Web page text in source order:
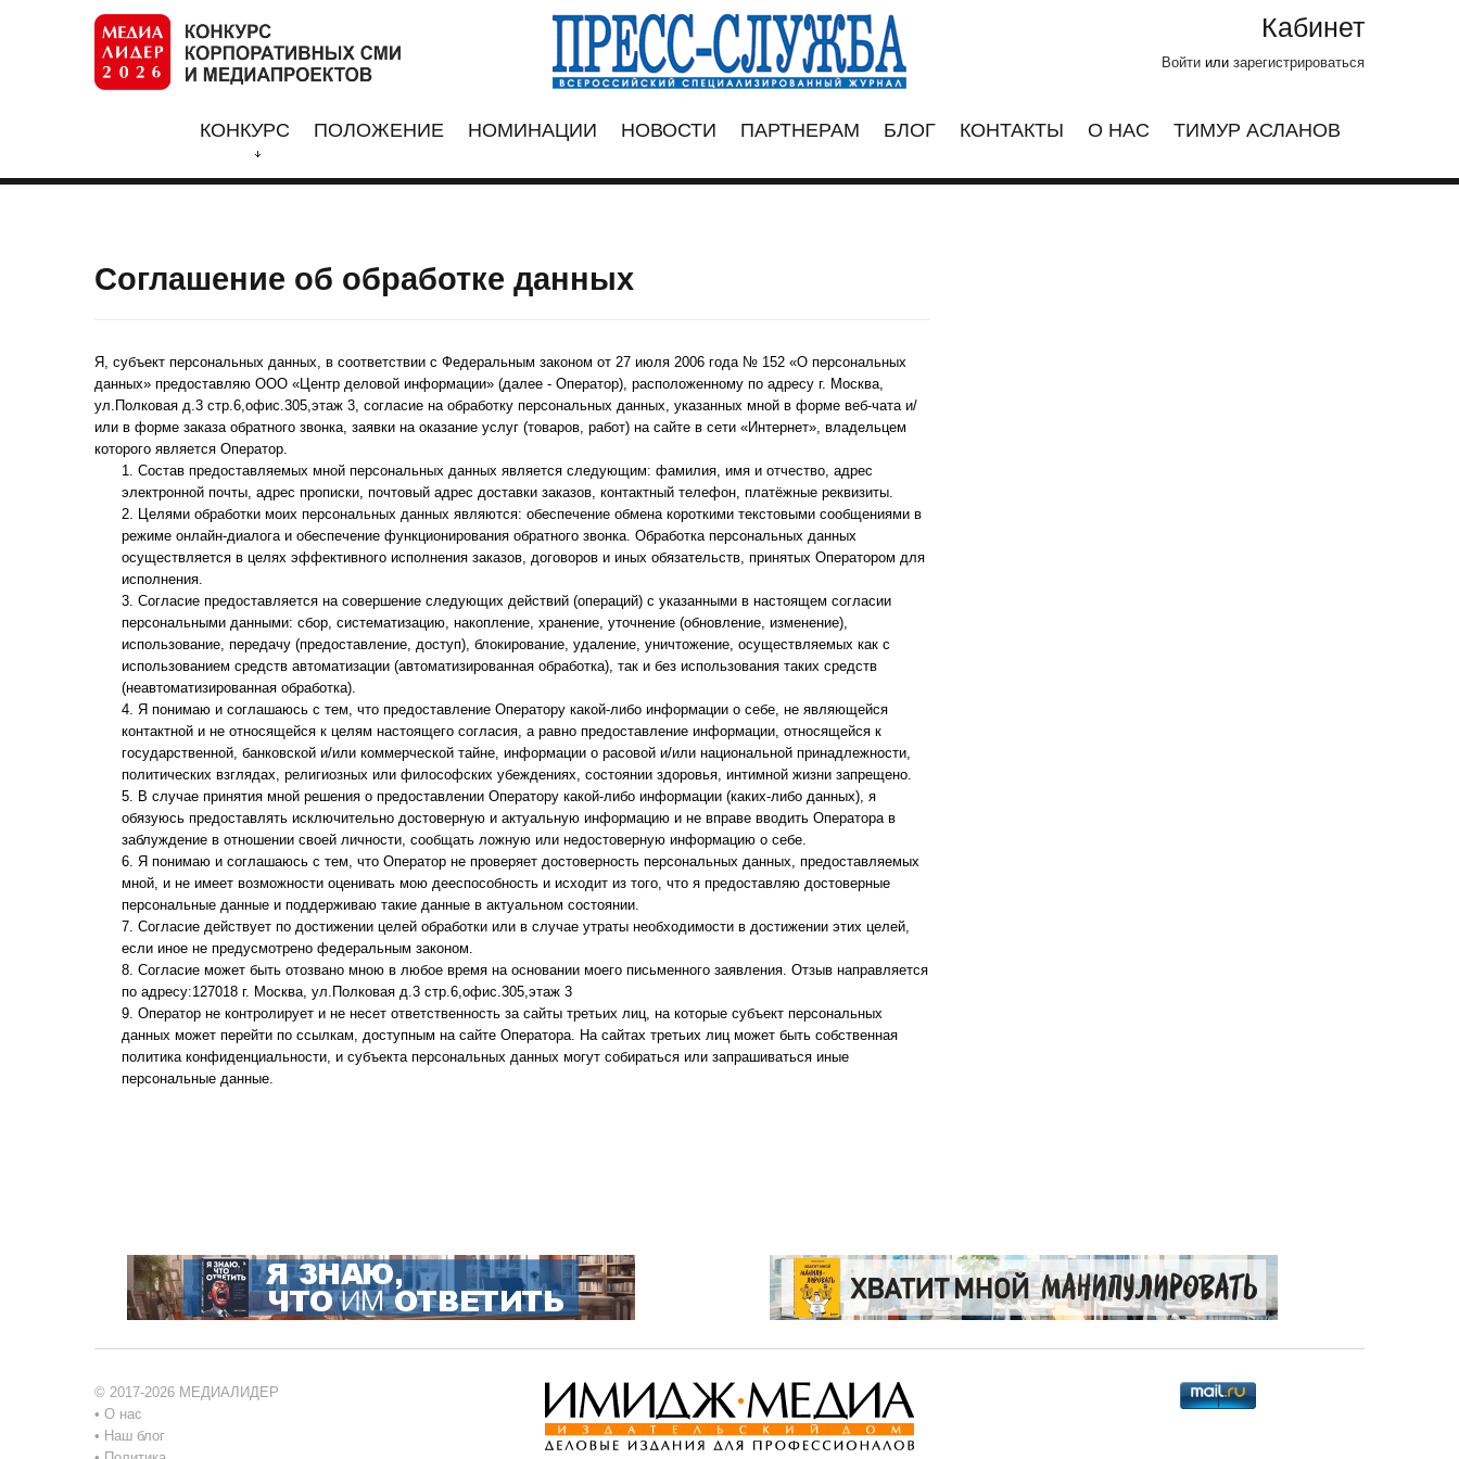
Кабинет
Войти или зарегистрироваться
КОНКУРС ПОЛОЖЕНИЕ НОМИНАЦИИ НОВОСТИ ПАРТНЕРАМ БЛОГ КОНТАКТЫ О НАС ТИМУР АСЛАНОВ
Соглашение об обработке данных
Я, субъект персональных данных, в соответствии с Федеральным законом от 27 июля 2006 года № 152 «О персональных
данных» предоставляю ООО «Центр деловой информации» (далее - Оператор), расположенному по адресу г. Москва,
ул.Полковая д.3 стр.6,офис.305,этаж 3, согласие на обработку персональных данных, указанных мной в форме веб-чата и/
или в форме заказа обратного звонка, заявки на оказание услуг (товаров, работ) на сайте в сети «Интернет», владельцем
которого является Оператор.
Состав предоставляемых мной персональных данных является следующим: фамилия, имя и отчество, адрес
электронной почты, адрес прописки, почтовый адрес доставки заказов, контактный телефон, платёжные реквизиты.
Целями обработки моих персональных данных являются: обеспечение обмена короткими текстовыми сообщениями в
режиме онлайн-диалога и обеспечение функционирования обратного звонка. Обработка персональных данных
осуществляется в целях эффективного исполнения заказов, договоров и иных обязательств, принятых Оператором для
исполнения.
Согласие предоставляется на совершение следующих действий (операций) с указанными в настоящем согласии
персональными данными: сбор, систематизацию, накопление, хранение, уточнение (обновление, изменение),
использование, передачу (предоставление, доступ), блокирование, удаление, уничтожение, осуществляемых как с
использованием средств автоматизации (автоматизированная обработка), так и без использования таких средств
(неавтоматизированная обработка).
Я понимаю и соглашаюсь с тем, что предоставление Оператору какой-либо информации о себе, не являющейся
контактной и не относящейся к целям настоящего согласия, а равно предоставление информации, относящейся к
государственной, банковской и/или коммерческой тайне, информации о расовой и/или национальной принадлежности,
политических взглядах, религиозных или философских убеждениях, состоянии здоровья, интимной жизни запрещено.
В случае принятия мной решения о предоставлении Оператору какой-либо информации (каких-либо данных), я
обязуюсь предоставлять исключительно достоверную и актуальную информацию и не вправе вводить Оператора в
заблуждение в отношении своей личности, сообщать ложную или недостоверную информацию о себе.
Я понимаю и соглашаюсь с тем, что Оператор не проверяет достоверность персональных данных, предоставляемых
мной, и не имеет возможности оценивать мою дееспособность и исходит из того, что я предоставляю достоверные
персональные данные и поддерживаю такие данные в актуальном состоянии.
Согласие действует по достижении целей обработки или в случае утраты необходимости в достижении этих целей,
если иное не предусмотрено федеральным законом.
Согласие может быть отозвано мною в любое время на основании моего письменного заявления. Отзыв направляется
по адресу:127018 г. Москва, ул.Полковая д.3 стр.6,офис.305,этаж 3
Оператор не контролирует и не несет ответственность за сайты третьих лиц, на которые субъект персональных
данных может перейти по ссылкам, доступным на сайте Оператора. На сайтах третьих лиц может быть собственная
политика конфиденциальности, и субъекта персональных данных могут собираться или запрашиваться иные
персональные данные.
© 2017-2026 МЕДИАЛИДЕР
• О нас
• Наш блог